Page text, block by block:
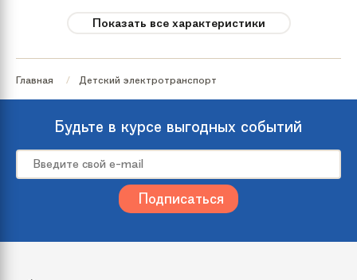
колес
Мощность 2х250 W
нагрузка
Hoverbot
Показать все характеристики
Главная Детский электротранспорт
Будьте в курсе выгодных событий